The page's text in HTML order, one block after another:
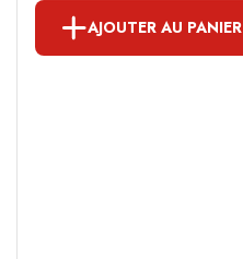
AJOUTER AU PANIER